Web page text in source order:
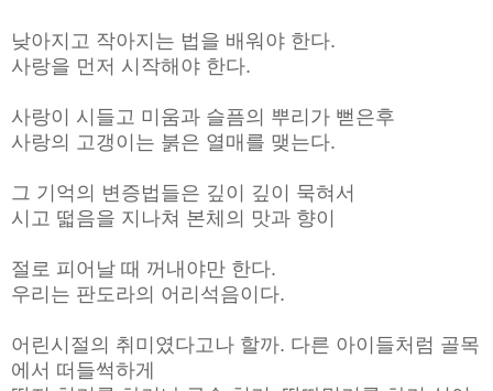
낮아지고 작아지는 법을 배워야 한다.
사랑을 먼저 시작해야 한다.
사랑이 시들고 미움과 슬픔의 뿌리가 뻗은후
사랑의 고갱이는 붉은 열매를 맺는다.
그 기억의 변증법들은 깊이 깊이 묵혀서
시고 떫음을 지나쳐 본체의 맛과 향이
절로 피어날 때 꺼내야만 한다.
우리는 판도라의 어리석음이다.
어린시절의 취미였다고나 할까. 다른 아이들처럼 골목
에서 떠들썩하게